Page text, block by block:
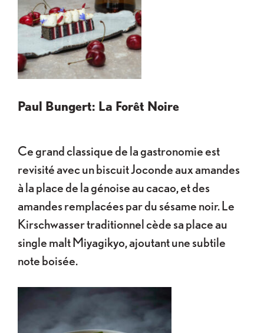
Paul Bungert: La Forêt Noire
Ce grand classique de la gastronomie est
revisité avec un biscuit Joconde aux amandes
à la place de la génoise au cacao, et des
amandes remplacées par du sésame noir. Le
Kirschwasser traditionnel cède sa place au
single malt Miyagikyo, ajoutant une subtile
note boisée.